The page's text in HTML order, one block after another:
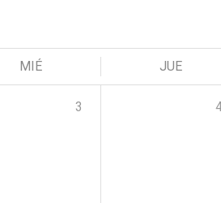
MIÉ JUE
3